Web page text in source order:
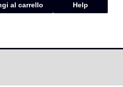
al carrello Help